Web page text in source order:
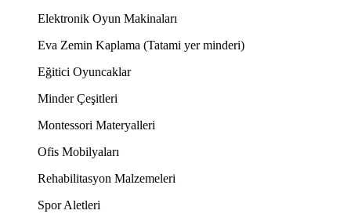
Elektronik Oyun Makinaları
Eva Zemin Kaplama (Tatami yer minderi)
Eğitici Oyuncaklar
Minder Çeşitleri
Montessori Materyalleri
Ofis Mobilyaları
Rehabilitasyon Malzemeleri
Spor Aletleri